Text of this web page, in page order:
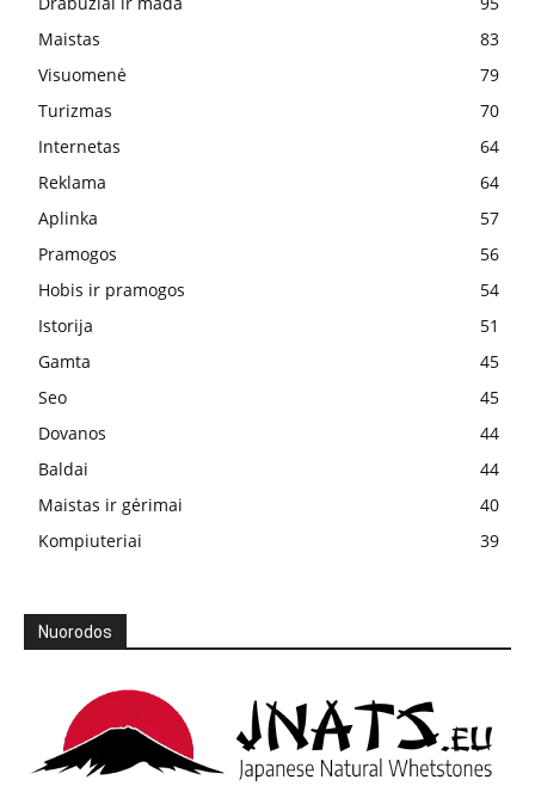
Maistas
83
Visuomenė
79
Turizmas
70
Internetas
64
Reklama
64
Aplinka
57
Pramogos
56
Hobis ir pramogos
54
Istorija
51
Gamta
45
Seo
45
Dovanos
44
Baldai
44
Maistas ir gėrimai
40
Kompiuteriai
39
Nuorodos